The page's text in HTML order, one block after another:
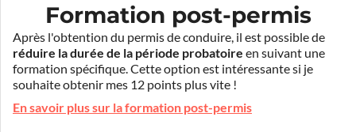
Formation post-permis
Après l'obtention du permis de conduire, il est possible de
réduire la durée de la période probatoire en suivant une
formation spécifique. Cette option est intéressante si je
souhaite obtenir mes 12 points plus vite !
En savoir plus sur la formation post-permis